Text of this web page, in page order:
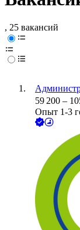
, 25 вакансий
59 200 –
Опыт 1-3